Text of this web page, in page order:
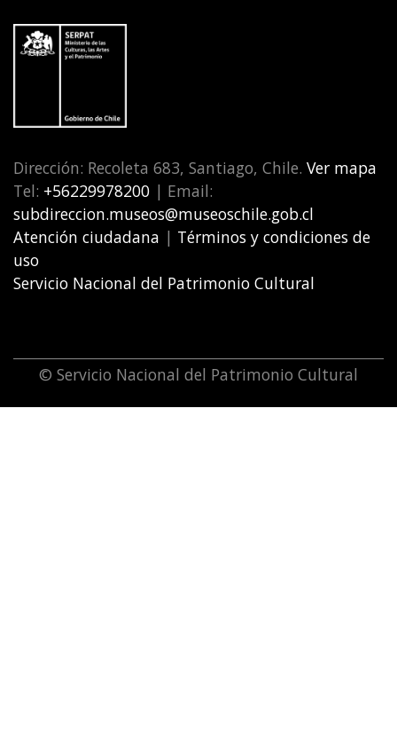
Dirección: Recoleta 683, Santiago, Chile. Ver mapa
Tel: +56229978200 | Email:
subdireccion.museos@museoschile.gob.cl
Atención ciudadana | Términos y condiciones de
uso
Servicio Nacional del Patrimonio Cultural
© Servicio Nacional del Patrimonio Cultural